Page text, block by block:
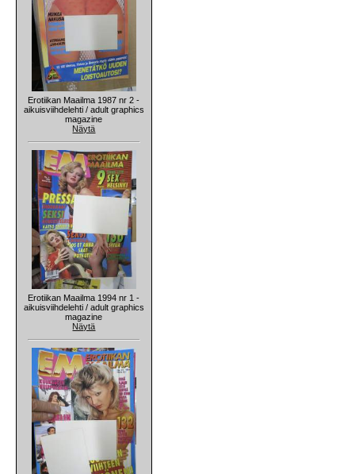
Erotiikan Maailma 1987 nr 2 -
aikuisviihdelehti / adult graphics
magazine
Näytä
Erotiikan Maailma 1994 nr 1 -
aikuisviihdelehti / adult graphics
magazine
Näytä